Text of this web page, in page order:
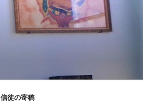
信徒の寄稿